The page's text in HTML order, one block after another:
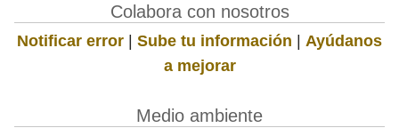
Colabora con nosotros
Notificar error | Sube tu información | Ayúdanos
a mejorar
Medio ambiente